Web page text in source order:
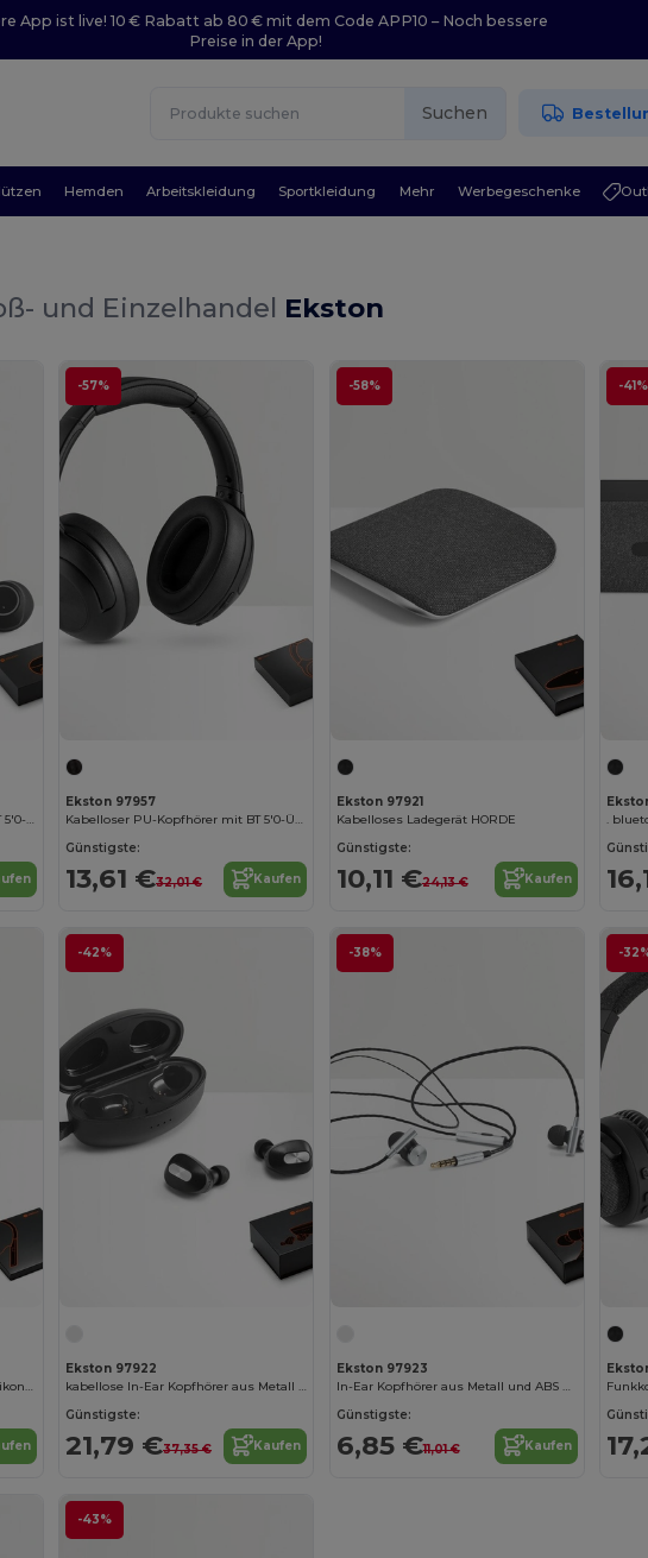
App ist live! 10 € Rabatt ab 80 € mit dem Code APP10 – Noch bessere
Preise in der App!
Suchen
Hemden Arbeitskleidung Sportkleidung Mehr Werbegeschenke
und Einzelhandel Ekston
Kabellose In-Ear Kopfhörer mit BT 5'0-Übertragung
-57%
Ekston 97957
Kabelloser PU-Kopfhörer mit BT 5'0-Übertragung
Günstigste:
13,61 €32,01 € Kaufen
-58%
Ekston 97921
Kabelloses Ladegerät HORDE
Günstigste:
10,11 €24,13 € Kaufen
-41%
.
In-Ear Kopfhörer aus ABS- und Silikon mit BT 5'0-Übertragung 90 mAh
-42%
Ekston 97922
kabellose In-Ear Kopfhörer aus Metall und ABS inkl. Ladegerät
Günstigste:
21,79 €37,35 € Kaufen
-38%
Ekston 97923
In-Ear Kopfhörer aus Metall und ABS mit Mikrofon
Günstigste:
6,85 €11,01 € Kaufen
-
-43%